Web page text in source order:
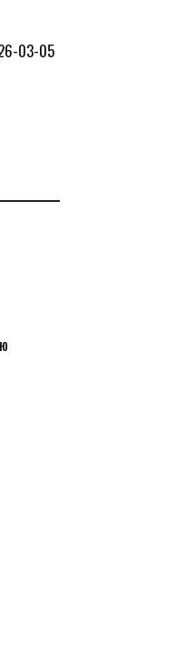
03-05